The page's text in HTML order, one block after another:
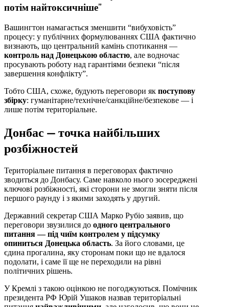
потім найтоксичніше”
Вашингтон намагається зменшити “вибуховість”
процесу: у публічних формулюваннях США фактично
визнають, що центральний камінь спотикання —
контроль над Донецькою областю, але водночас
просувають роботу над гарантіями безпеки “після
завершення конфлікту”.
Тобто США, схоже, будують переговори як поступову
збірку: гуманітарне/технічне/санкційне/безпекове — і
лише потім територіальне.
Донбас — точка найбільших
розбіжностей
Територіальне питання в переговорах фактично
зводиться до Донбасу. Саме навколо нього зосереджені
ключові розбіжності, які сторони не змогли зняти після
першого раунду і з якими заходять у другий.
Державний секретар США Марко Рубіо заявив, що
переговори звузилися до одного центрального
питання — під чиїм контролем у підсумку
опиниться Донецька область. За його словами, це
єдина прогалина, яку сторонам поки що не вдалося
подолати, і саме її ще не переходили на рівні
політичних рішень.
У Кремлі з такою оцінкою не погоджуються. Помічник
президента РФ Юрій Ушаков назвав територіальні